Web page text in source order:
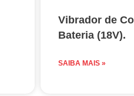
Vibrador de
Bateria (18V).
SAIBA MAIS »